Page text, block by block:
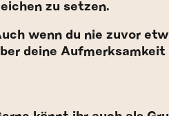
zu setzen.
wenn du nie zuvor
deine